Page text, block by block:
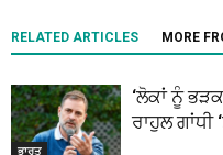
RELATED ARTICLES MORE
ਭਾਰਤ
‘ਲੋਕਾਂ ਨੂੰ
ਰਾਹੁਲ ਗਾਂਧੀ